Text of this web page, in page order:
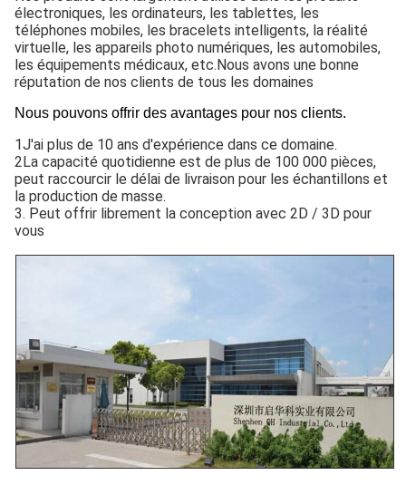
électroniques, les ordinateurs, les tablettes, les
téléphones mobiles, les bracelets intelligents, la réalité
virtuelle, les appareils photo numériques, les automobiles,
les équipements médicaux, etc.Nous avons une bonne
réputation de nos clients de tous les domaines
Nous pouvons offrir des avantages pour nos clients.
1J'ai plus de 10 ans d'expérience dans ce domaine.
2La capacité quotidienne est de plus de 100 000 pièces,
peut raccourcir le délai de livraison pour les échantillons et
la production de masse.
3. Peut offrir librement la conception avec 2D / 3D pour
vous